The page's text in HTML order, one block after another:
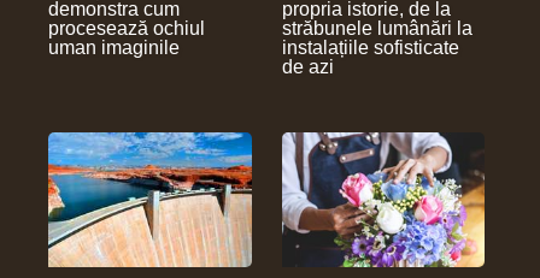
demonstra cum
procesează ochiul
uman imaginile
propria istorie, de la
străbunele lumânări la
instalațiile sofisticate
de azi